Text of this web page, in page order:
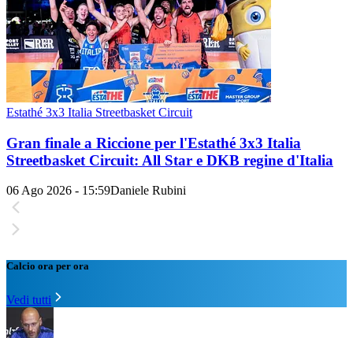
Estathé 3x3 Italia Streetbasket Circuit
Gran finale a Riccione per l'Estathé 3x3 Italia
Streetbasket Circuit: All Star e DKB regine d'Italia
06 Ago 2026 - 15:59Daniele Rubini
Calcio ora per ora
Vedi tutti